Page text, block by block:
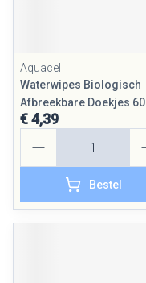
Aquacel
Waterwipes Biologisch
Afbreekbare Doekjes 60
€ 4,39
Bestel